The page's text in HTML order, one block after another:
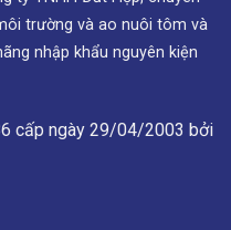
trường và ao nuôi tôm và
nhập khẩu nguyên kiện
cấp ngày 29/04/2003 bởi